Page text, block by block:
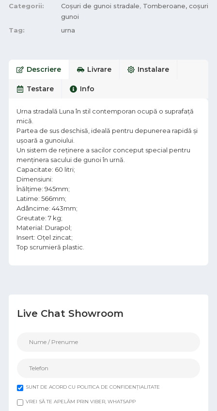
Live Chat Showroom
SUNT DE ACORD CU POLITICA DE CONFIDENȚIALITATE
VREI SĂ TE APELĂM PRIN VIBER, WHATSAPP
Categorii:
Coşuri de gunoi stradale, Tomberoane, coșuri
gunoi
Tag:
urna
Descriere Livrare Instalare
Testare Info
Urna stradală Luna în stil contemporan ocupă o suprafață
mică.
Partea de sus deschisă, ideală pentru depunerea rapidă și
ușoară a gunoiului.
Un sistem de reținere a sacilor conceput special pentru
menținera sacului de gunoi în urnă.
Capacitate: 60 litri;
Dimensiuni:
Înălțime: 945mm;
Latime: 566mm;
Adâncime: 443mm;
Greutate: 7 kg;
Material: Durapol;
Insert: Oțel zincat;
Top scrumieră plastic.